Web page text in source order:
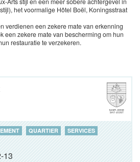
het voormalige Hôtel Boël, Koningsstraat
verdienen een zekere mate van erkenning
een zekere mate van bescherming om hun
restauratie te verzekeren.
QUARTIER
SERVICES
13